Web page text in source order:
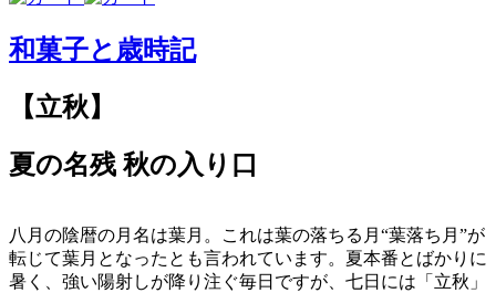
和菓子と歳時記
【立秋】
夏の名残 秋の入り口
八月の陰暦の月名は葉月。これは葉の落ちる月“葉落ち月”が
転じて葉月となったとも言われています。夏本番とばかりに
暑く、強い陽射しが降り注ぐ毎日ですが、七日には「立秋」